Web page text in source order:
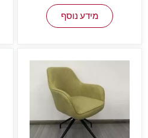
מידע נוסף